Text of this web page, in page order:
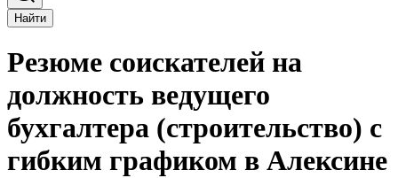
Найти
Резюме соискателей на
должность ведущего
бухгалтера (строительство) с
гибким графиком в Алексине